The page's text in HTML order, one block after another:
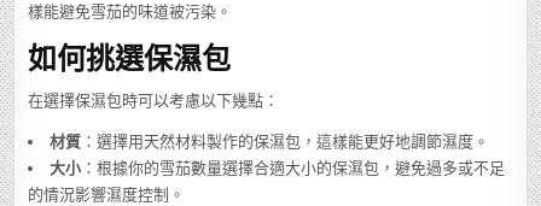
樣能避免雪茄的味道被污染。
如何挑選保濕包
在選擇保濕包時可以考慮以下幾點：
材質 ：選擇用天然材料製作的保濕包，這樣能更好地調節濕度。
大小 ：根據你的雪茄數量選擇合適大小的保濕包，避免過多或不足
的情況影響濕度控制。